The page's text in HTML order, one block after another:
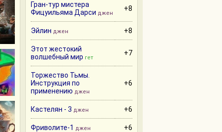
Гран-тур мистера
Фицуильяма Дарси джен
+8
Эйлин джен +8
Этот жестокий
волшебный мир гет
+7
Торжество Тьмы.
Инструкция по
применению джен
+6
Кастелян - 3 джен +6
Фриволите-1 джен +6